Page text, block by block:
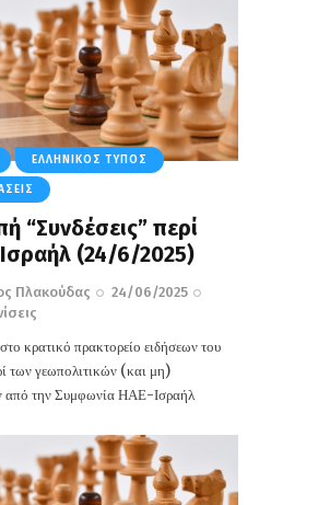
ΕΛΛΗΝΙΚΌΣ ΤΎΠΟΣ
“Συνδέσεις” περί
(24/6/2025)
Πλακούδας
24/06/2025
κρατικό πρακτορείο ειδήσεων του
των γεωπολιτικών (και μη)
από την Συμφωνία ΗΑΕ-Ισραήλ